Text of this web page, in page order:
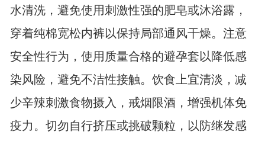
水清洗，避免使用刺激性强的肥皂或沐浴露，
穿着纯棉宽松内裤以保持局部通风干燥。注意
安全性行为，使用质量合格的避孕套以降低感
染风险，避免不洁性接触。饮食上宜清淡，减
少辛辣刺激食物摄入，戒烟限酒，增强机体免
疫力。切勿自行挤压或挑破颗粒，以防继发感